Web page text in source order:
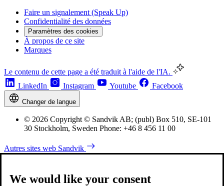
Faire un signalement (Speak Up)
Confidentialité des données
Paramètres des cookies
À propos de ce site
Marques
Le contenu de cette page a été traduit à l'aide de l'IA.
LinkedIn
Instagram Youtube Facebook
Changer de langue
© 2026 Copyright © Sandvik AB; (publ) Box 510, SE-101
30 Stockholm, Sweden Phone: +46 8 456 11 00
Autres sites web Sandvik
We would like your consent